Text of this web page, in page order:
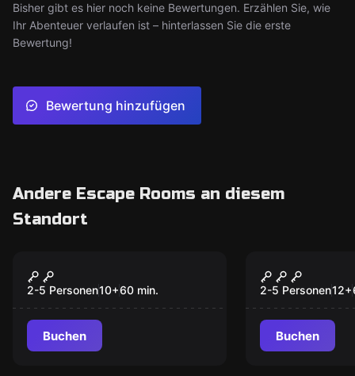
Bisher gibt es hier noch keine Bewertungen. Erzählen Sie, wie
Ihr Abenteuer verlaufen ist – hinterlassen Sie die erste
Bewertung!
Bewertung hinzufügen
Andere Escape Rooms an diesem
Standort
Pharaos Thomb
2-5 Personen10+60 min.
Buchen
Baker
2-5 Personen12+
Buchen